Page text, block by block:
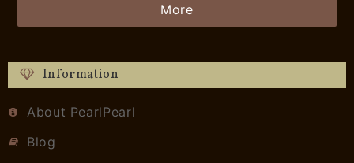
More
Information
About PearlPearl
Blog